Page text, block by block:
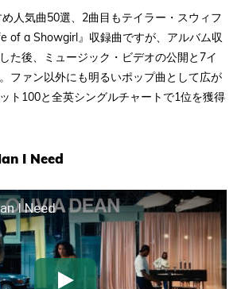
人気曲50選、2曲目もテイラー・スウィフ
of a Showgirl』収録曲ですが、アルバム収
た後、ミュージック・ビデオの公開と7イ
ファン以外にも明るいポップ曲として広が
ト100と全英シングルチャートで1位を獲得
I Need
I Need